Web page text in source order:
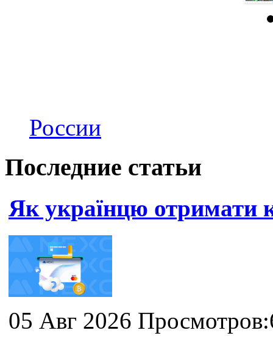
России
Последние статьи
Як українцю отримати
05 Авг 2026